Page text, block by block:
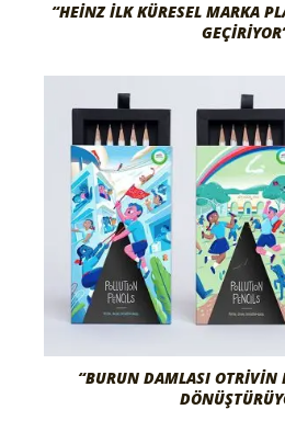
“HEINZ İLK KÜRESEL MARKA
“BURUN DAMLASI OTRIVIN